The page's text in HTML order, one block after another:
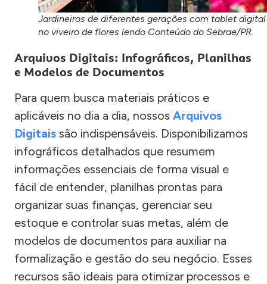
Jardineiros de diferentes gerações com tablet digital
no viveiro de flores lendo Conteúdo do Sebrae/PR.
Arquivos Digitais: Infográficos, Planilhas
e Modelos de Documentos
Para quem busca materiais práticos e
aplicáveis no dia a dia, nossos Arquivos
Digitais são indispensáveis. Disponibilizamos
infográficos detalhados que resumem
informações essenciais de forma visual e
fácil de entender, planilhas prontas para
organizar suas finanças, gerenciar seu
estoque e controlar suas metas, além de
modelos de documentos para auxiliar na
formalização e gestão do seu negócio. Esses
recursos são ideais para otimizar processos e